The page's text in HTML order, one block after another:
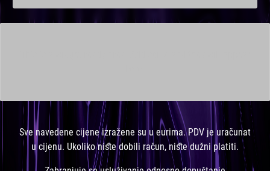
Sve navedene cijene izražene su u eurima. PDV je uračunat
u cijenu. Ukoliko niste dobili račun, niste dužni platiti.